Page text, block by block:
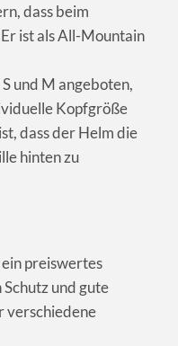
dass beim
ist als All-Mountain
und M angeboten,
Kopfgröße
dass der Helm die
hinten zu
preiswertes
und gute
verschiedene